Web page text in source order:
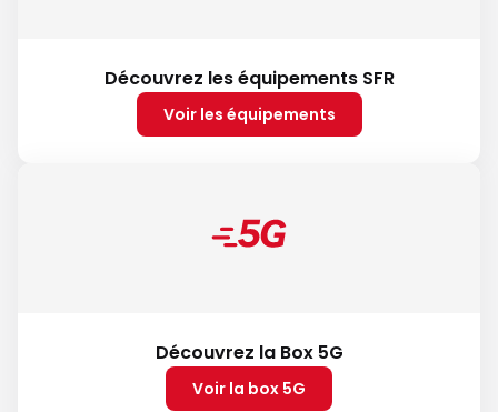
Découvrez les équipements SFR
Voir les équipements
Découvrez la Box 5G
Voir la box 5G